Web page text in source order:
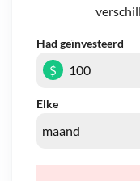
Had geïnvesteerd
Elke
$